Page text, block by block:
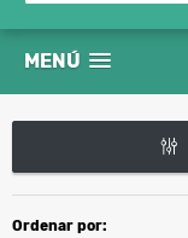
MENÚ
Ordenar por: